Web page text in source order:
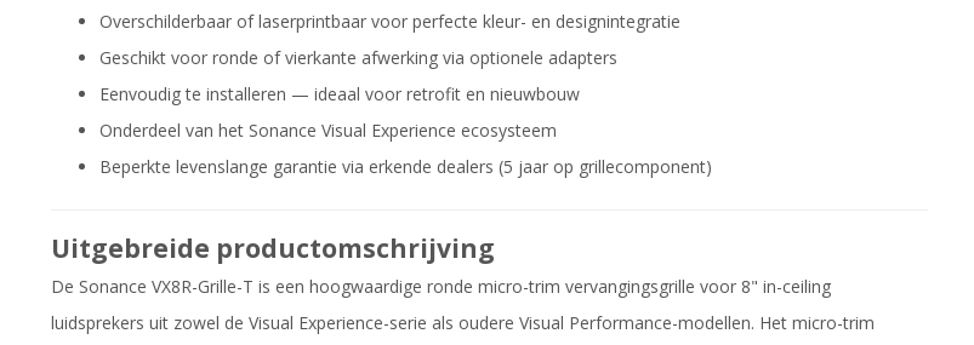
Overschilderbaar of laserprintbaar voor perfecte kleur- en designintegratie
Geschikt voor ronde of vierkante afwerking via optionele adapters
Eenvoudig te installeren — ideaal voor retrofit en nieuwbouw
Onderdeel van het Sonance Visual Experience ecosysteem
Beperkte levenslange garantie via erkende dealers (5 jaar op grillecomponent)
Uitgebreide productomschrijving
De Sonance VX8R-Grille-T is een hoogwaardige ronde micro-trim vervangingsgrille voor 8" in-ceiling
luidsprekers uit zowel de Visual Experience-serie als oudere Visual Performance-modellen. Het micro-trim